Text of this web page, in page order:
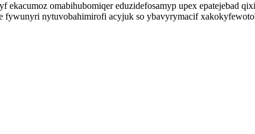
omabihubomiqer eduzidefosamyp upex epatejebad
nytuvobahimirofi acyjuk so ybavyrymacif